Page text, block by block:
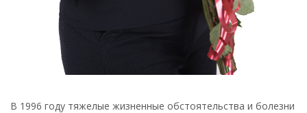
В 1996 году тяжелые жизненные обстоятельства и болезни